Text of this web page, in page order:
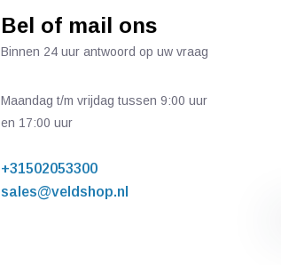
Bel of mail ons
Binnen 24 uur antwoord op uw vraag
Maandag t/m vrijdag tussen 9:00 uur
en 17:00 uur
+31502053300
sales@veldshop.nl